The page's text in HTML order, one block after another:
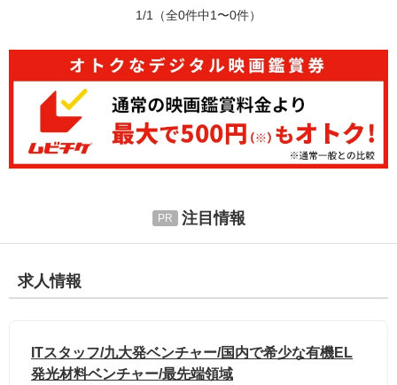
1/1 （全0件中1〜0件）
注目情報
求人情報
ITスタッフ/九大発ベンチャー/国内で希少な有機EL
発光材料ベンチャー/最先端領域